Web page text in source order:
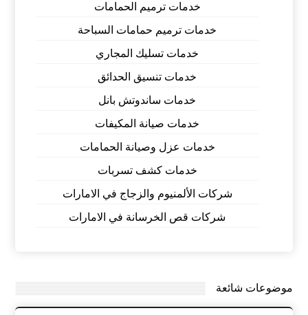
خدمات ترميم الحمامات
خدمات ترميم حمامات السباحة
خدمات تسليك المجاري
خدمات تنسيق الحدائق
خدمات ساندوتش بانل
خدمات صيانة المكيفات
خدمات عزل وصيانة الحمامات
خدمات كشف تسربات
شركات الألمنيوم والزجاج في الامارات
شركات قص الخرسانة في الامارات
موضوعات شائعة